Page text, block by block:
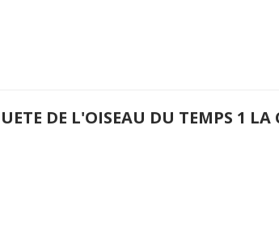
DE L'OISEAU DU TEMPS 1